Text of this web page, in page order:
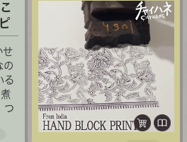
せ
の
る
つ